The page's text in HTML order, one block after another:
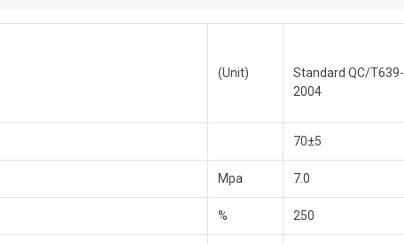
(Unit)
Standard QC/T639-
2004
70±5
Mpa 7.0
% 250